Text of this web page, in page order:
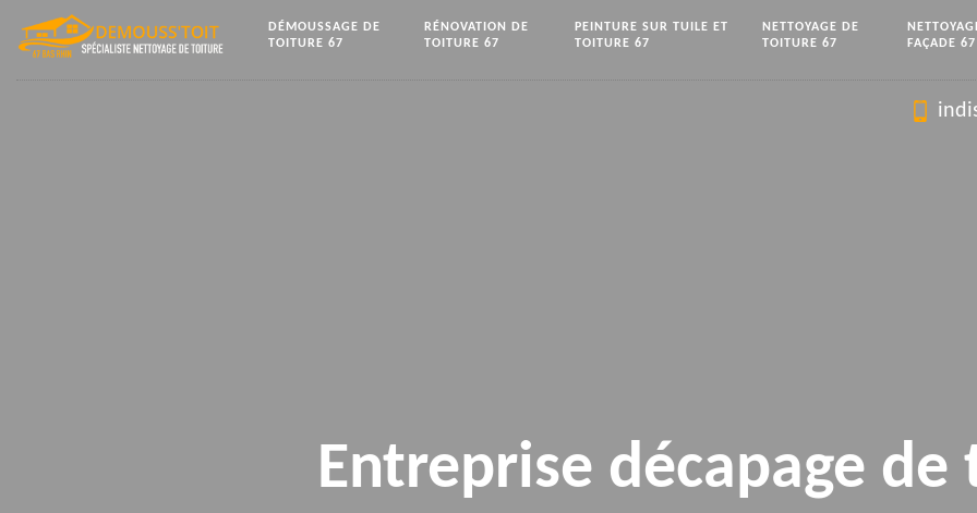
DÉMOUSSAGE DE
TOITURE 67
RÉNOVATION DE
TOITURE 67
PEINTURE SUR TUILE ET
TOITURE 67
NETTOYAGE DE
TOITURE 67
FAÇADE 67
Entreprise décapage